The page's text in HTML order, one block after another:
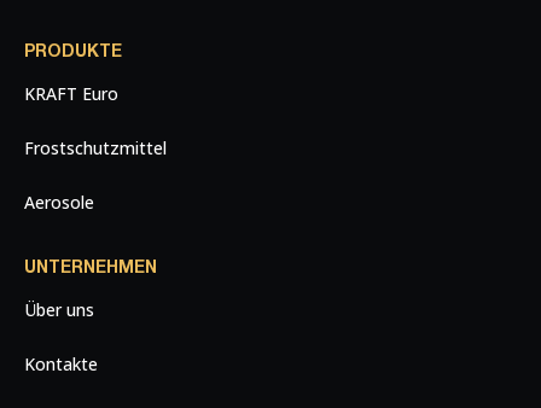
PRODUKTE
KRAFT Euro
Frostschutzmittel
Aerosole
UNTERNEHMEN
Über uns
Kontakte